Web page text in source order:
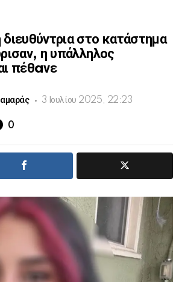
στο κατάστημα
η υπάλληλος
πέθaνε
3 Ιουλίου 2025, 22:23
0